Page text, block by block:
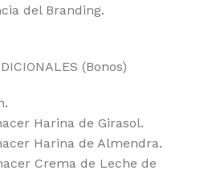
del Branding.
(Bonos)
Harina de Girasol.
Harina de Almendra.
Crema de Leche de